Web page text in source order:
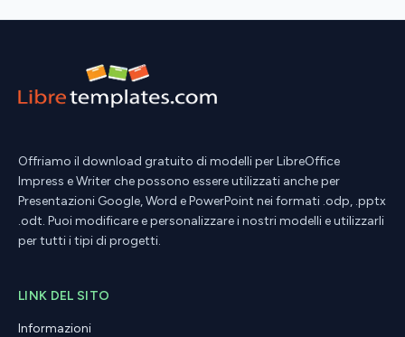
Offriamo il download gratuito di modelli per LibreOffice
Impress e Writer che possono essere utilizzati anche per
Presentazioni Google, Word e PowerPoint nei formati .odp, .pptx
.odt. Puoi modificare e personalizzare i nostri modelli e utilizzarli
per tutti i tipi di progetti.
LINK DEL SITO
Informazioni